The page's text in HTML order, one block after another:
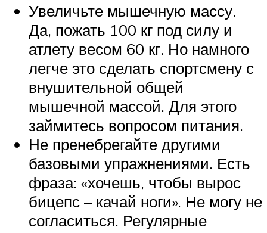
Увеличьте мышечную массу.
Да, пожать 100 кг под силу и
атлету весом 60 кг. Но намного
легче это сделать спортсмену с
внушительной общей
мышечной массой. Для этого
займитесь вопросом питания.
Не пренебрегайте другими
базовыми упражнениями. Есть
фраза: «хочешь, чтобы вырос
бицепс – качай ноги». Не могу не
согласиться. Регулярные